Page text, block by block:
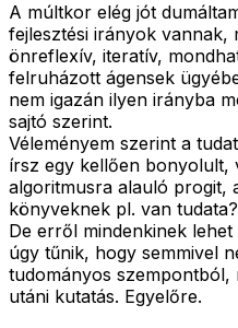
A múltkor elég jót
fejlesztési irányok vannak,
önreflexív, iteratív,
felruházott ágensek
nem igazán ilyen irányba
sajtó szerint.
Véleményem szerint a
írsz egy kellően bonyolult,
algoritmusra alauló progit,
könyveknek pl. van tudata?
De erről mindenkinek
úgy tűnik, hogy semmivel
tudományos szempontból,
utáni kutatás. Egyelőre.